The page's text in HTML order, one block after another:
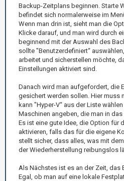
Backup-Zeitplans beginnen. Starte
befindet sich normalerweise im
Wenn man drin ist, sieht man die
Klicke darauf, und man wird durch
beginnend mit der Auswahl des
sollte "Benutzerdefiniert“
arbeitet und sicherstellen möchte,
Einstellungen aktiviert sind.
Danach wird man aufgefordert, die
gesichert werden sollen. Hier muss
kann "Hyper-V“ aus der Liste
Maschinen angeben, die man in
Es ist eine gute Idee, die Option für
aktivieren, falls das für die eigene
stellt sicher, dass alles, was mit
der Wiederherstellung reibungslos
Als Nächstes ist es an der Zeit, das
Egal, ob man auf eine lokale